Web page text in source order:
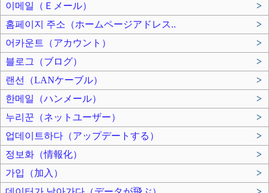
이메일（Ｅメール）
>
홈페이지 주소（ホームページアドレス..
>
어카운트（アカウント）
>
블로그（ブログ）
>
랜선（LANケーブル）
>
한메일（ハンメール）
>
누리꾼（ネットユーザー）
>
업데이트하다（アップデートする）
>
정보화（情報化）
>
가입（加入）
>